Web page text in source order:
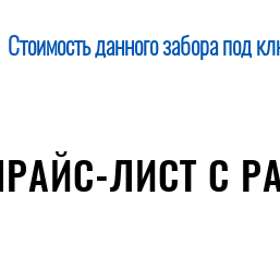
Стоимость данного забора под
ПРАЙС-ЛИСТ С